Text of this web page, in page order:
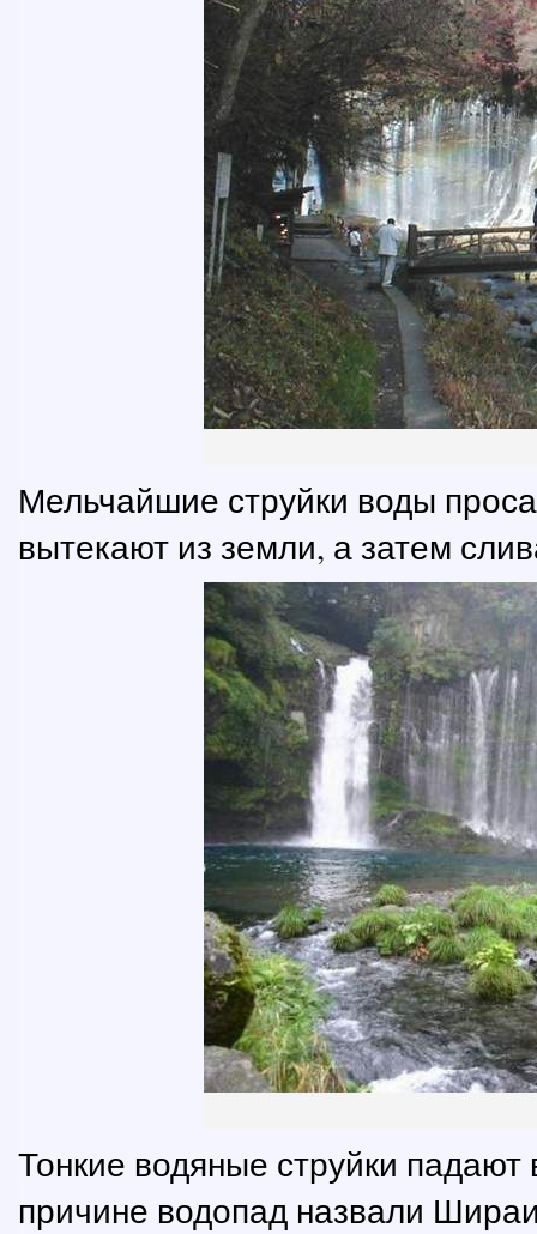
Мельчайшие струйки воды
вытекают из земли, а затем
Тонкие водяные струйки
причине водопад назвали